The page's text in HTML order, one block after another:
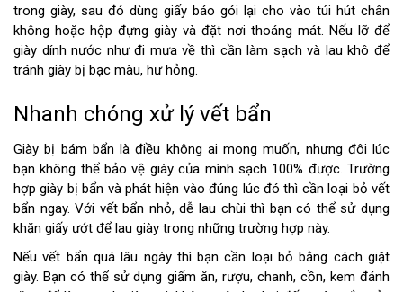
trong giày, sau đó dùng giấy báo gói lại cho vào túi hút chân
không hoặc hộp đựng giày và đặt nơi thoáng mát. Nếu lỡ để
giày dính nước như đi mưa về thì cần làm sạch và lau khô để
tránh giày bị bạc màu, hư hỏng.
Nhanh chóng xử lý vết bẩn
Giày bị bám bẩn là điều không ai mong muốn, nhưng đôi lúc
bạn không thể bảo vệ giày của mình sạch 100% được. Trường
hợp giày bị bẩn và phát hiện vào đúng lúc đó thì cần loại bỏ vết
bẩn ngay. Với vết bẩn nhỏ, dễ lau chùi thì bạn có thể sử dụng
khăn giấy ướt để lau giày trong những trường hợp này.
Nếu vết bẩn quá lâu ngày thì bạn cần loại bỏ bằng cách giặt
giày. Bạn có thể sử dụng giấm ăn, rượu, chanh, cồn, kem đánh